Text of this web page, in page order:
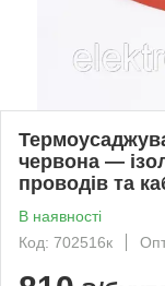
червона —
проводів та
В наявності
Код: 702516к